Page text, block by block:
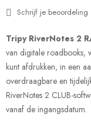
Schrijf je beoordeling
Tripy RiverNotes 2
van digitale roadbooks,
kunt afdrukken, in een
overdraagbare en
RiverNotes 2 CLUB-
vanaf de ingangsdatum.